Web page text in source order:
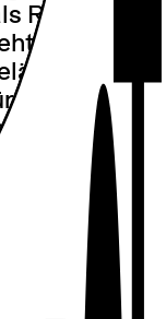
Raum des
es um
und
neue
wie
Lebens und
geht es
Raum,